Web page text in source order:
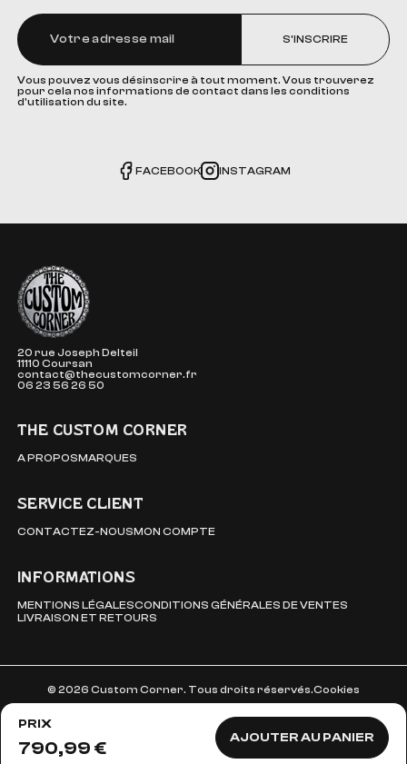
PRIX
790,99 € AJOUTER AU PANIER
S'INSCRIRE
Vous pouvez vous désinscrire à tout moment. Vous trouverez
pour cela nos informations de contact dans les conditions
d'utilisation du site.
FACEBOOK INSTAGRAM
The Custom Corner
20 rue Joseph Delteil
11110 Coursan
contact@thecustomcorner.fr
06 23 56 26 50
THE CUSTOM CORNER
A PROPOSMARQUES
SERVICE CLIENT
CONTACTEZ-NOUSMON COMPTE
INFORMATIONS
MENTIONS LÉGALESCONDITIONS GÉNÉRALES DE VENTES
LIVRAISON ET RETOURS
© 2026 Custom Corner. Tous droits réservés.Cookies